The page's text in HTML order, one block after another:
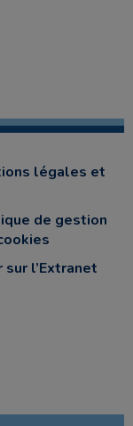
légales et
de gestion
l’Extranet